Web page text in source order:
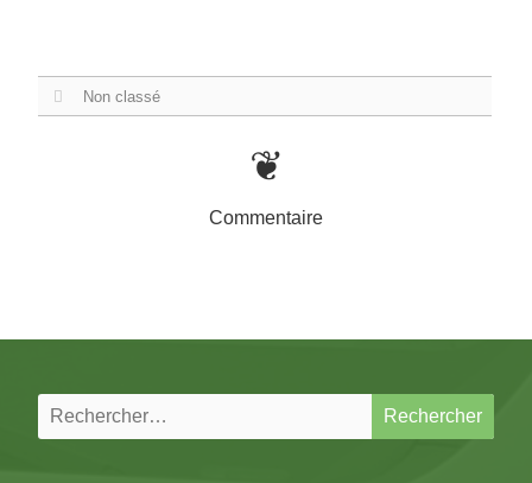
Non classé
❦
Commentaire
Rechercher :